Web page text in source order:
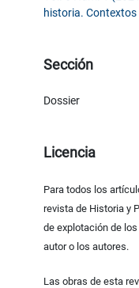
historia.
Sección
Dossier
Licencia
Para todos los
revista de Historia y
de explotación de
autor o los autores.
Las obras de esta